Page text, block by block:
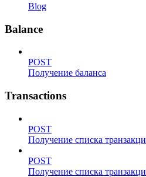
Blog
Balance
POST
Получение баланса
Transactions
POST
Получение списка
POST
Получение списка